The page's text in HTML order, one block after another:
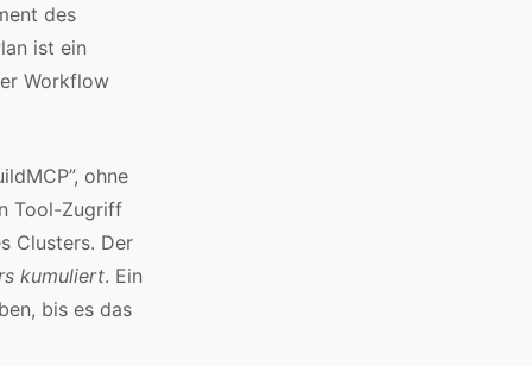
des
ist ein
Workflow
ohne
Tool-Zugriff
Clusters. Der
kumuliert. Ein
bis es das